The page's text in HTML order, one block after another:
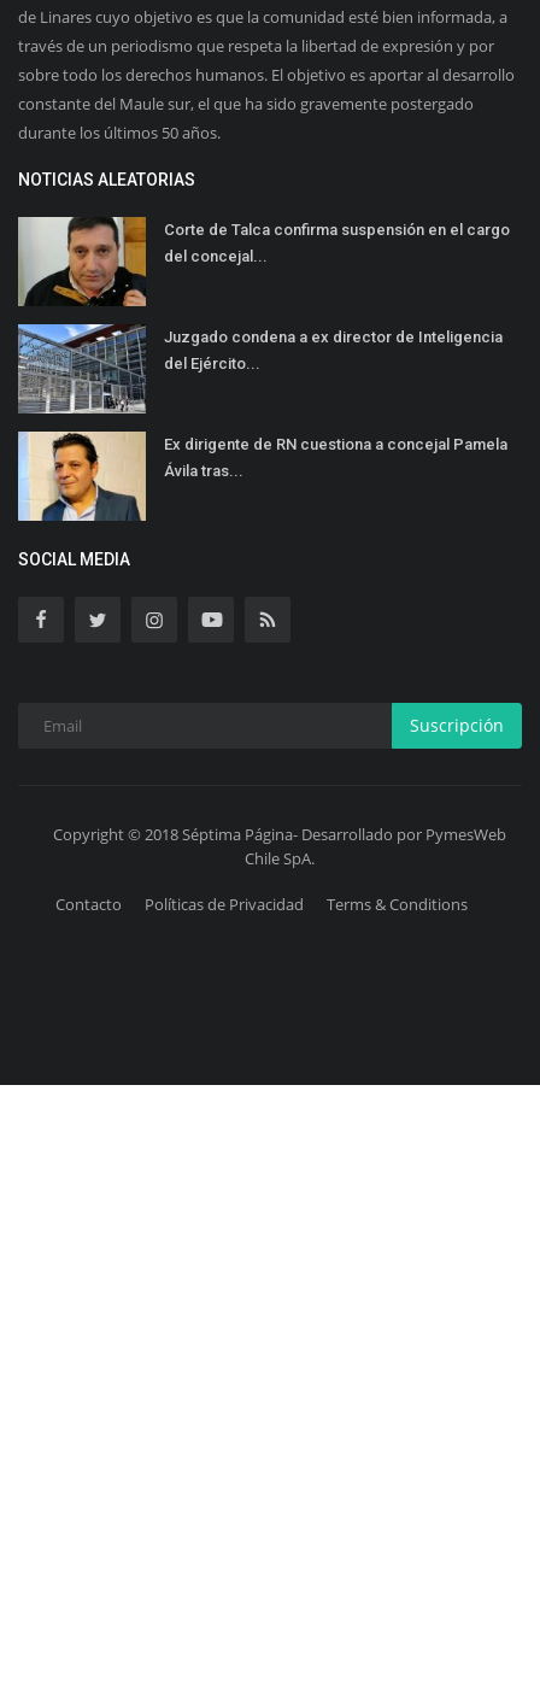
de Linares cuyo objetivo es que la comunidad esté bien informada, a
través de un periodismo que respeta la libertad de expresión y por
sobre todo los derechos humanos. El objetivo es aportar al desarrollo
constante del Maule sur, el que ha sido gravemente postergado
durante los últimos 50 años.
NOTICIAS ALEATORIAS
Corte de Talca confirma suspensión en el cargo
del concejal...
Juzgado condena a ex director de Inteligencia
del Ejército...
Ex dirigente de RN cuestiona a concejal Pamela
Ávila tras...
SOCIAL MEDIA
Suscripción
Copyright © 2018 Séptima Página- Desarrollado por PymesWeb
Chile SpA.
Contacto Políticas de Privacidad Terms & Conditions